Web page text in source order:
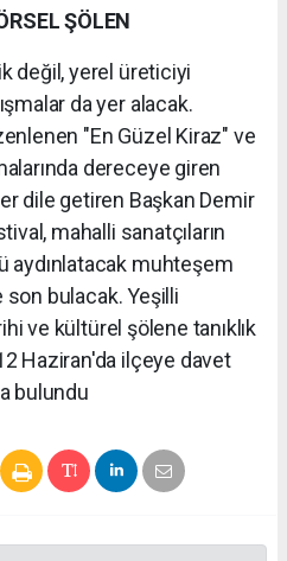
ŞÖLEN
değil, yerel üreticiyi
da yer alacak.
"En Güzel Kiraz" ve
dereceye giren
dile getiren Başkan Demir
mahalli sanatçıların
aydınlatacak muhteşem
bulacak. Yeşilli
ve kültürel şölene tanıklık
Haziran'da ilçeye davet
bulundu